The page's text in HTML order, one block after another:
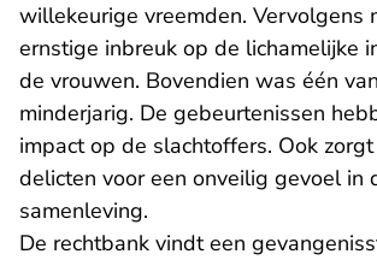
willekeurige vreemden. Vervolgens
ernstige inbreuk op de lichamelijke
de vrouwen. Bovendien was één
minderjarig. De gebeurtenissen
impact op de slachtoffers. Ook
delicten voor een onveilig gevoel in
samenleving.
De rechtbank vindt een